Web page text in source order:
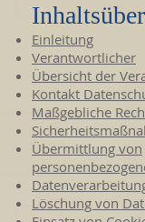
Einleitung
Verantwortlicher
Übersicht der
Kontakt
Maßgebliche
Übermittlung von
Löschung von